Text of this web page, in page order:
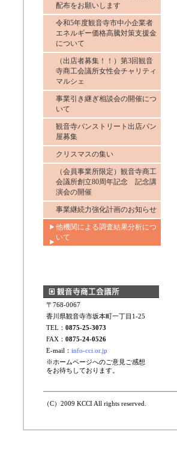
配布をお願いします
令和5年度観音寺市中小企業者
エネルギー価格高騰対策支援金
について
（出店者募集！！）第3回観音
寺商工会議所女性会チャリティ
マルシェ
事業引き継ぎ相談会の開催につ
いて
観音寺パンストリート出店パン
屋募集
クリスマスの集い
（会員事業所限定）観音寺商工
会議所創立80周年記念 記念講
演会の開催
事業継続力強化計画のお知らせ
他機関による調査結果分析につ
いて
〒768-0067
香川県観音寺市坂本町一丁目1-25
TEL： 0875-25-3073
FAX： 0875-24-0526
E-mail： info-cci.or.jp
※ホームページへのご意見ご感想
をお待ちしております。
（C）2009 KCCI All rights reserved.